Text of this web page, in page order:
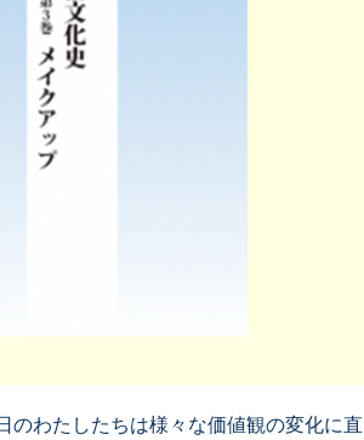
のわたしたちは様々な価値観の変化に直